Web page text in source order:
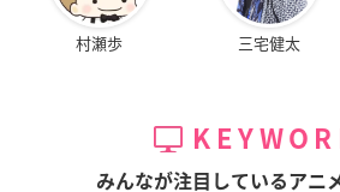
村瀬歩 三宅健太
みんなが注目しているアニ